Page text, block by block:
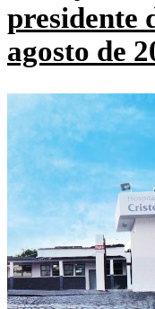
presidente
agosto de